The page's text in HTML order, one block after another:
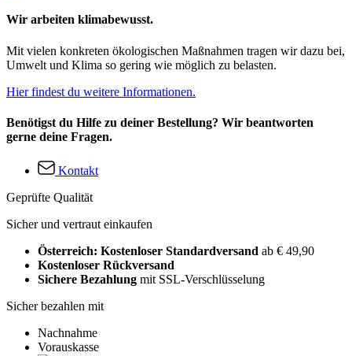
Wir arbeiten klimabewusst.
Mit vielen konkreten ökologischen Maßnahmen tragen wir dazu bei,
Umwelt und Klima so gering wie möglich zu belasten.
Hier findest du weitere Informationen.
Benötigst du Hilfe zu deiner Bestellung? Wir beantworten
gerne deine Fragen.
Kontakt
Geprüfte Qualität
Sicher und vertraut einkaufen
Österreich: Kostenloser Standardversand ab € 49,90
Kostenloser Rückversand
Sichere Bezahlung mit SSL-Verschlüsselung
Sicher bezahlen mit
Nachnahme
Vorauskasse